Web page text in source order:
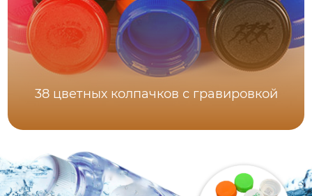
38 цветных колпачков с гравировкой